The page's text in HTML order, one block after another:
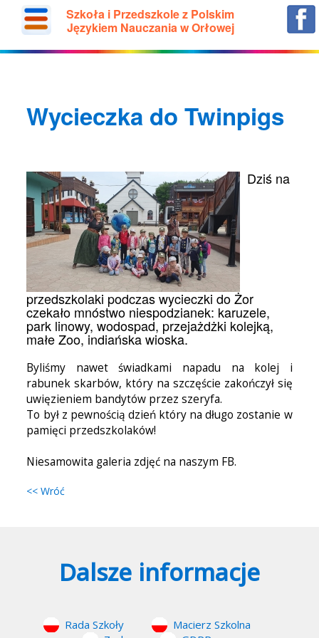
Szkoła i Przedszkole z Polskim
Językiem Nauczania w Orłowej
Wycieczka do Twinpigs
Dziś na
przedszkolaki podczas wycieczki do Żor
czekało mnóstwo niespodzianek: karuzele,
park linowy, wodospad, przejażdżki kolejką,
małe Zoo, indiańska wioska.
Byliśmy nawet świadkami napadu na kolej i
rabunek skarbów, który na szczęście zakończył się
uwięzieniem bandytów przez szeryfa.
To był z pewnością dzień który na długo zostanie w
pamięci przedszkolaków!
Niesamowita galeria zdjęć na naszym FB.
<< Wróć
Dalsze informacje
Rada Szkoły
Macierz Szkolna